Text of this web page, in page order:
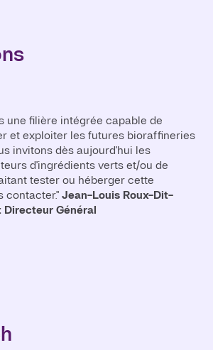
une filière intégrée capable de
et exploiter les futures bioraffineries
invitons dès aujourd'hui les
d'ingrédients verts et/ou de
tester ou héberger cette
contacter."Jean-Louis Roux-Dit-
Directeur Général